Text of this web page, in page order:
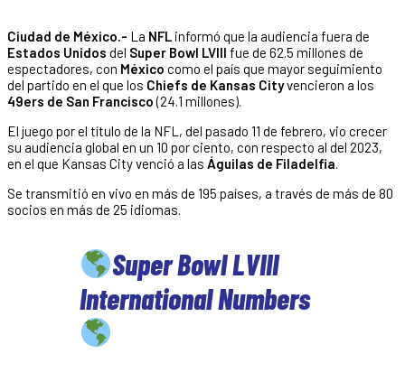
Ciudad de México.- La NFL informó que la audiencia fuera de
Estados Unidos del Super Bowl LVIII fue de 62.5 millones de
espectadores, con México como el país que mayor seguimiento
del partido en el que los Chiefs de Kansas Cityvencieron a los
49ers de San Francisco(24.1 millones).
El juego por el título de la NFL, del pasado 11 de febrero, vio crecer
su audiencia global en un 10 por ciento, con respecto al del 2023,
en el que Kansas City venció a las Águilas de Filadelfia.
Se transmitió en vivo en más de 195 países, a través de más de 80
socios en más de 25 idiomas.
Super Bowl LVIII
International Numbers